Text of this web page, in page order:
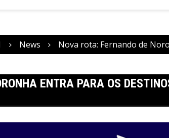
News Nova rota: Fernando de
ENTRA PARA OS